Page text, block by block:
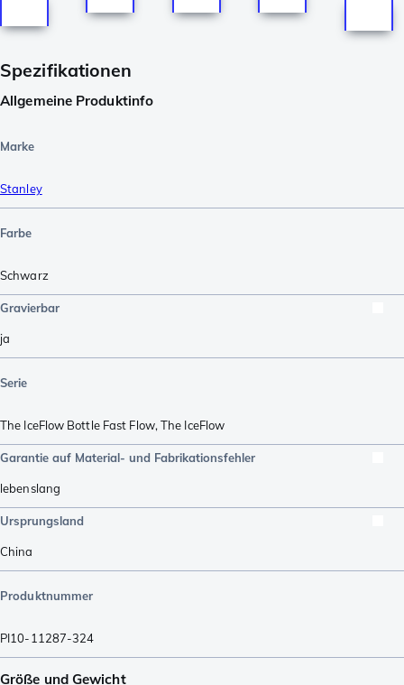
Spezifikationen
Allgemeine Produktinfo
Marke
Stanley
Farbe
Schwarz
Gravierbar
ja
Serie
The IceFlow Bottle Fast Flow,The IceFlow
Garantie auf Material- und Fabrikationsfehler
lebenslang
Ursprungsland
China
Produktnummer
PI10-11287-324
Größe und Gewicht